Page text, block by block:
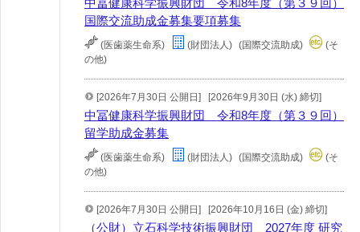
中冨健康科学振興財団 令和8年度（第３９回）
国際交流助成金募集要項募集
(医歯薬生命系) (財団法人) (国際交流助成)
(そ
の他)
[2026年7月30日 公開日] [2026年9月30日 (水) 締切]
中冨健康科学振興財団 令和8年度（第３９回）
留学助成金募集
(医歯薬生命系) (財団法人) (国際交流助成)
(そ
の他)
[2026年7月30日 公開日] [2026年10月16日 (金) 締切]
（公財）立石科学技術振興財団 2027年度 研究